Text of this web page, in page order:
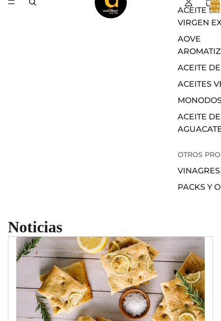
ACEITE
VIRGEN
AOVE
ACEITE
ACEITES
ACEITE DE
OTROS
VINAGRES
PACKS Y
en el
Noticias